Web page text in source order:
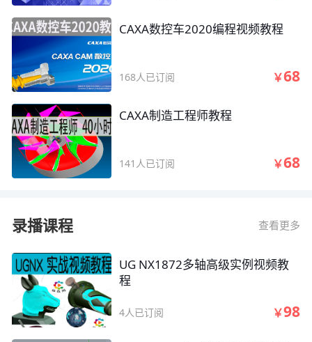
CAXA数控车2020编程视频教程
168人已订阅 ￥68
CAXA制造工程师教程
141人已订阅 ￥68
录播课程 查看更多
UG NX1872多轴高级实例视频教
程
4人已订阅 ￥98